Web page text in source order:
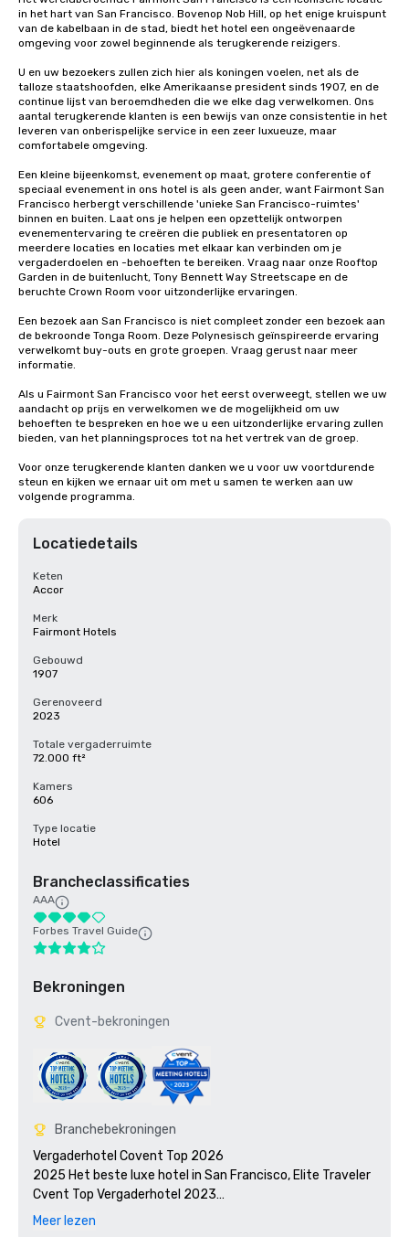
in het hart van San Francisco. Bovenop Nob Hill, op het enige kruispunt
van de kabelbaan in de stad, biedt het hotel een ongeëvenaarde
omgeving voor zowel beginnende als terugkerende reizigers.
U en uw bezoekers zullen zich hier als koningen voelen, net als de
talloze staatshoofden, elke Amerikaanse president sinds 1907, en de
continue lijst van beroemdheden die we elke dag verwelkomen. Ons
aantal terugkerende klanten is een bewijs van onze consistentie in het
leveren van onberispelijke service in een zeer luxueuze, maar
comfortabele omgeving.
Een kleine bijeenkomst, evenement op maat, grotere conferentie of
speciaal evenement in ons hotel is als geen ander, want Fairmont San
Francisco herbergt verschillende 'unieke San Francisco-ruimtes'
binnen en buiten. Laat ons je helpen een opzettelijk ontworpen
evenementervaring te creëren die publiek en presentatoren op
meerdere locaties en locaties met elkaar kan verbinden om je
vergaderdoelen en -behoeften te bereiken. Vraag naar onze Rooftop
Garden in de buitenlucht, Tony Bennett Way Streetscape en de
beruchte Crown Room voor uitzonderlijke ervaringen.
Een bezoek aan San Francisco is niet compleet zonder een bezoek aan
de bekroonde Tonga Room. Deze Polynesisch geïnspireerde ervaring
verwelkomt buy-outs en grote groepen. Vraag gerust naar meer
informatie.
Als u Fairmont San Francisco voor het eerst overweegt, stellen we uw
aandacht op prijs en verwelkomen we de mogelijkheid om uw
behoeften te bespreken en hoe we u een uitzonderlijke ervaring zullen
bieden, van het planningsproces tot na het vertrek van de groep.
Voor onze terugkerende klanten danken we u voor uw voortdurende
steun en kijken we ernaar uit om met u samen te werken aan uw
volgende programma.
Locatiedetails
Keten
Accor
Merk
Fairmont Hotels
Gebouwd
1907
Gerenoveerd
2023
Totale vergaderruimte
72.000 ft²
Kamers
606
Type locatie
Hotel
Brancheclassificaties
AAA
Forbes Travel Guide
Bekroningen
Cvent-bekroningen
Branchebekroningen
Vergaderhotel Covent Top 2026
2025 Het beste luxe hotel in San Francisco, Elite Traveler
Cvent Top Vergaderhotel 2023
2023 7x7:50 meest iconische cocktails in San Francisco
Meer lezen